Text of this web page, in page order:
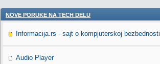
NOVE PORUKE NA TECH DELU
Informacija.rs - sajt o kompjuterskoj bezbednosti
Audio Player